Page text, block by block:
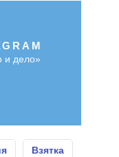
и дело»
Взятка